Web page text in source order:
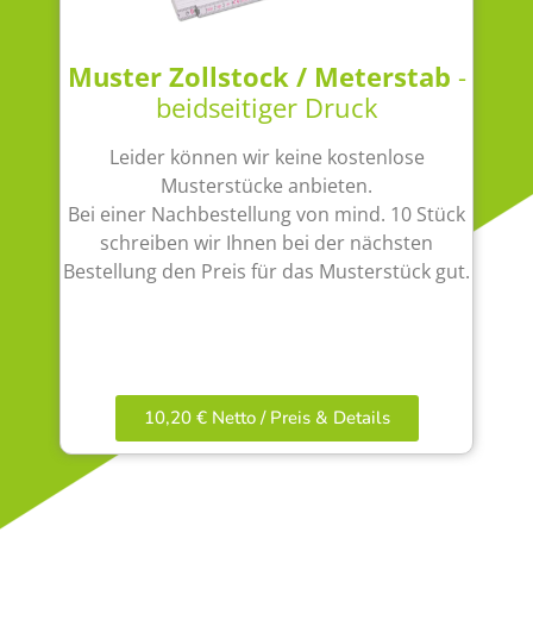
Muster Zollstock / Meterstab -
beidseitiger Druck
Leider können wir keine kostenlose
Musterstücke anbieten.
Bei einer Nachbestellung von mind. 10 Stück
schreiben wir Ihnen bei der nächsten
Bestellung den Preis für das Musterstück gut.
10,20 € Netto / Preis & Details